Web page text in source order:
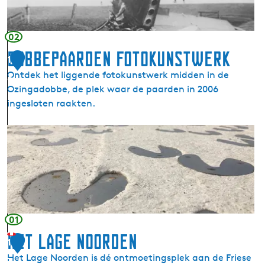
t
n
n
e
D
e
R
o
&
A
n
d
r
a
e
02
1
6
Dobbepaarden fotokunstwerk
Ontdek het liggende fotokunstwerk midden in de
Ozingadobbe, de plek waar de paarden in 2006
ingesloten raakten.
D
o
b
b
e
p
a
a
r
d
01
1
7
Het Lage Noorden
Het Lage Noorden is dé ontmoetingsplek aan de Friese